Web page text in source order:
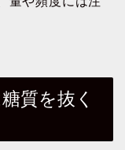
質を抜く